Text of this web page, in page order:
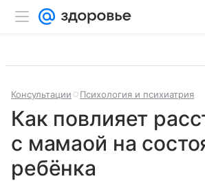
Консультации Психология и психиатрия
Как повлияет
с мамаой на
ребёнка